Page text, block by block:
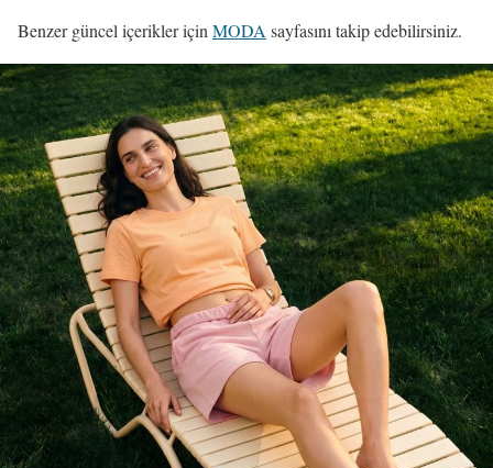
Benzer güncel içerikler için MODA sayfasını takip edebilirsiniz.